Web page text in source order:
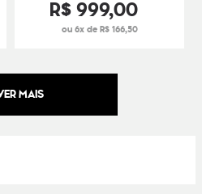
R$999,00
ou 6x de R$ 166,50